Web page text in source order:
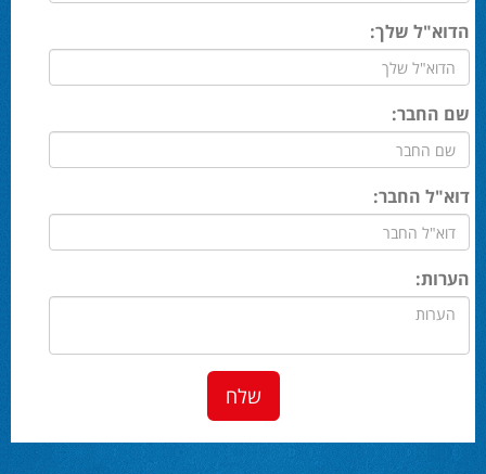
הדוא"ל שלך:
שם החבר:
דוא"ל החבר:
הערות: